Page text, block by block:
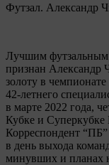
Футзал. Александр
Лучшим футзальным
признан
золоту в
42-летнего
в марте 2022 года,
Кубке и Суперкубке
Корреспондент
в день выхода
минувших и планах